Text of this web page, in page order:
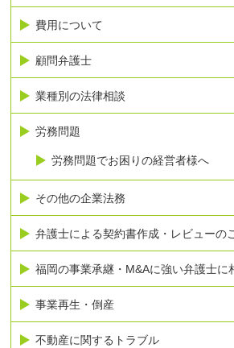
費用について
顧問弁護士
業種別の法律相談
労務問題
労務問題でお困りの経営者様へ
その他の企業法務
弁護士による契約書作成・レビューの
福岡の事業承継・M&Aに強い弁護士に
事業再生・倒産
不動産に関するトラブル